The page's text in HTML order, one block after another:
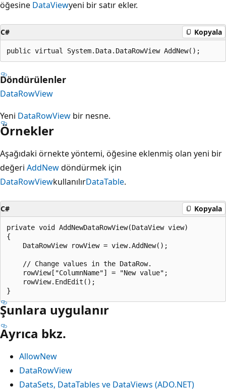
öğesine DataViewyeni bir satır ekler.
C# Kopyala
public virtual System.Data.DataRowView AddNew();
Döndürülenler
DataRowView
Yeni DataRowView bir nesne.
Örnekler
Aşağıdaki örnekte yöntemi, öğesine eklenmiş olan yeni bir
değeri AddNewdöndürmek için
DataRowViewkullanılırDataTable.
C# Kopyala
private void AddNewDataRowView(DataView view)
{
    DataRowView rowView = view.AddNew();
    // Change values in the DataRow.
    rowView["ColumnName"] = "New value";
    rowView.EndEdit();
Şunlara uygulanır
Ayrıca bkz.
AllowNew
DataRowView
DataSets, DataTables ve DataViews (ADO.NET)